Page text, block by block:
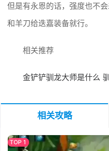
但是有永恩的话，强度也不
和羊刀给迭嘉装备就行。
相关推荐
金铲铲驯龙大师是什么
相关攻略